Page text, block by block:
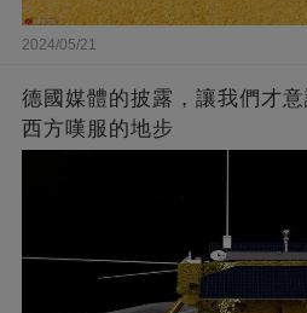
2024/05/21
德國媒體的披露，讓我們才
西方嘆服的地步